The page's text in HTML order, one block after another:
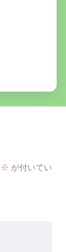
※ が付いてい